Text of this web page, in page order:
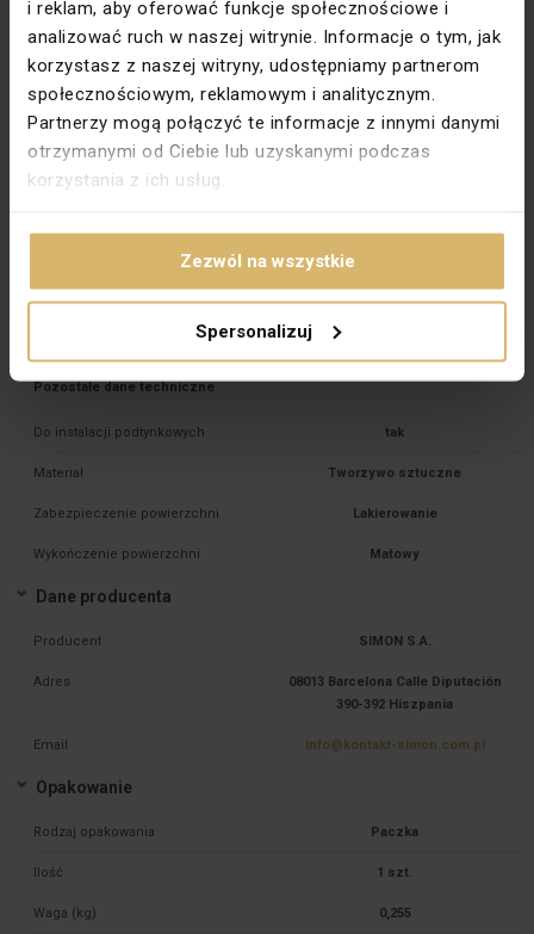
i reklam, aby oferować funkcje społecznościowe i
analizować ruch w naszej witrynie. Informacje o tym, jak
korzystasz z naszej witryny, udostępniamy partnerom
społecznościowym, reklamowym i analitycznym.
Partnerzy mogą połączyć te informacje z innymi danymi
otrzymanymi od Ciebie lub uzyskanymi podczas
korzystania z ich usług.
Zezwól na wszystkie
Spersonalizuj
Wysokość [mm] 94
Zabezpieczenie powierzchni Lakierowanie
Wykończenie powierzchni Matowe
Kolor dokładny Stal grafitowa
Pozostałe dane techniczne
Do instalacji podtynkowych tak
Materiał Tworzywo sztuczne
Zabezpieczenie powierzchni Lakierowanie
Wykończenie powierzchni Matowy
Dane producenta
Producent SIMON S.A.
Adres
08013 Barcelona Calle Diputación
390-392 Hiszpania
Email info@kontakt-simon.com.pl
Opakowanie
Rodzaj opakowania Paczka
Ilość 1 szt.
Waga (kg) 0,255